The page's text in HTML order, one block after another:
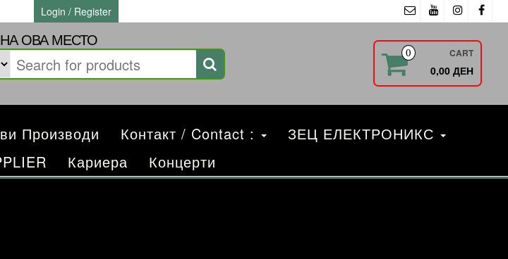
Login / Register
ОВА МЕСТО
0 CART
0,00 ДЕН
Производи Контакт / Contact :
ЗЕЦ ЕЛЕКТРОНИКС
Кариера Концерти